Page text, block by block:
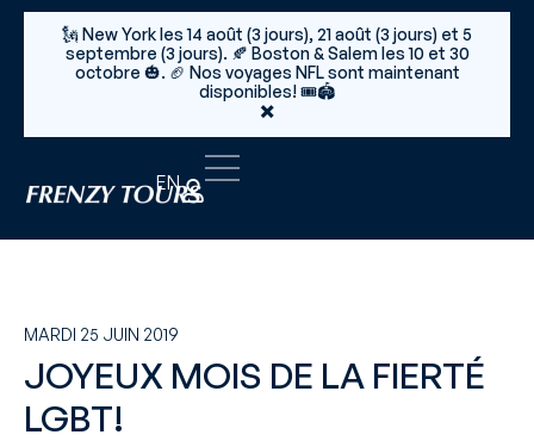
🗽 New York les 14 août (3 jours), 21 août (3 jours) et 5
septembre (3 jours). 🍂 Boston & Salem les 10 et 30
octobre 🎃. 🏈 Nos voyages NFL sont maintenant
disponibles! 🎟️🏟️
×
EN
MARDI 25 JUIN 2019
JOYEUX MOIS DE LA FIERTÉ
LGBT!